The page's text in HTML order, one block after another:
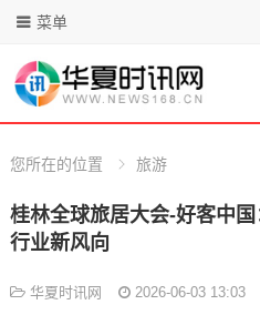
菜单
您所在的位置 旅游
桂林全球旅居大会-好客中
行业新风向
华夏时讯网 2026-06-03 13:03